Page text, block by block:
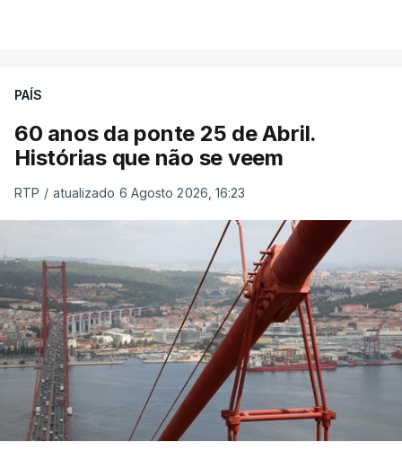
PAÍS
60 anos da ponte 25 de Abril.
Histórias que não se veem
RTP / atualizado 6 Agosto 2026, 16:23